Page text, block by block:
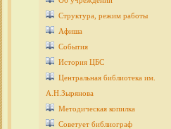
Структура, режим работы
Афиша
События
История ЦБС
Центральная библиотека им.
А.Н.Зырянова
Методическая копилка
Советует библиограф